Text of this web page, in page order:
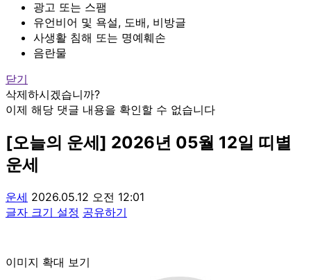
광고 또는 스팸
유언비어 및 욕설, 도배, 비방글
사생활 침해 또는 명예훼손
음란물
닫기
삭제하시겠습니까?
이제 해당 댓글 내용을 확인할 수 없습니다
[오늘의 운세] 2026년 05월 12일 띠별
운세
운세 2026.05.12 오전 12:01
글자 크기 설정 공유하기
이미지 확대 보기